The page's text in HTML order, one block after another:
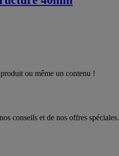
ou même un contenu !
conseils et de nos offres spéciales.